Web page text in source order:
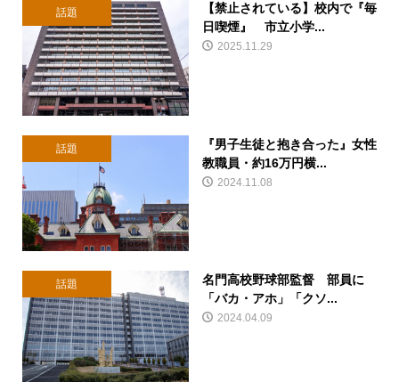
話題
【禁止されている】校内で『毎
日喫煙』 市立小学...
2025.11.29
話題
『男子生徒と抱き合った』女性
教職員・約16万円横...
2024.11.08
話題
名門高校野球部監督 部員に
「バカ・アホ」「クソ...
2024.04.09